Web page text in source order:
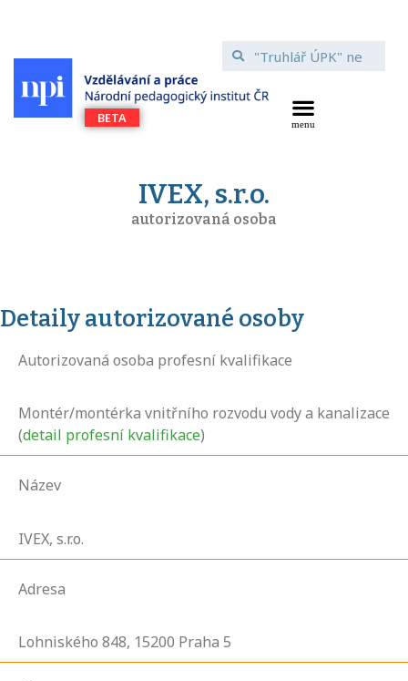
IVEX, s.r.o.
autorizovaná osoba
Detaily autorizované osoby
Autorizovaná osoba profesní kvalifikace
Montér/montérka vnitřního rozvodu vody a kanalizace
(detail profesní kvalifikace)
Název
IVEX, s.r.o.
Adresa
Lohniského 848, 15200 Praha 5